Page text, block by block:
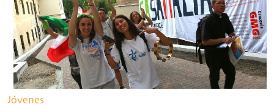
Jóvenes